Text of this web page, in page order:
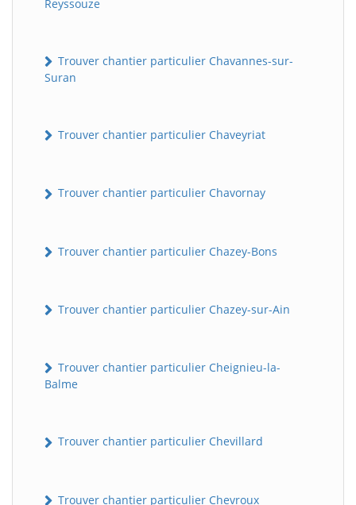
Reyssouze
Trouver chantier particulier Chavannes-sur-
Suran
Trouver chantier particulier Chaveyriat
Trouver chantier particulier Chavornay
Trouver chantier particulier Chazey-Bons
Trouver chantier particulier Chazey-sur-Ain
Trouver chantier particulier Cheignieu-la-
Balme
Trouver chantier particulier Chevillard
Trouver chantier particulier Chevroux